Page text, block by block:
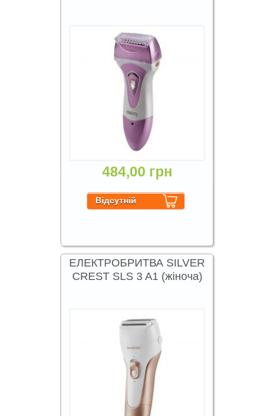
484,00 грн
ЕЛЕКТРОБРИТВА SILVER
CREST SLS 3 A1 (жіноча)